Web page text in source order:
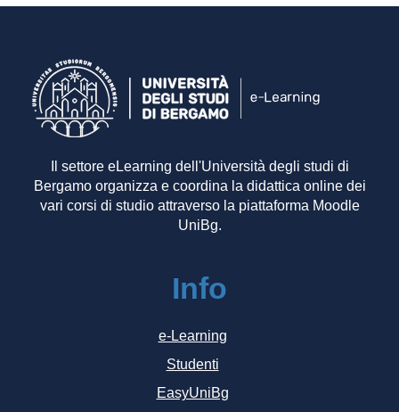
Il settore eLearning dell'Università degli studi di
Bergamo organizza e coordina la didattica online dei
vari corsi di studio attraverso la piattaforma Moodle
UniBg.
Info
e-Learning
Studenti
EasyUniBg